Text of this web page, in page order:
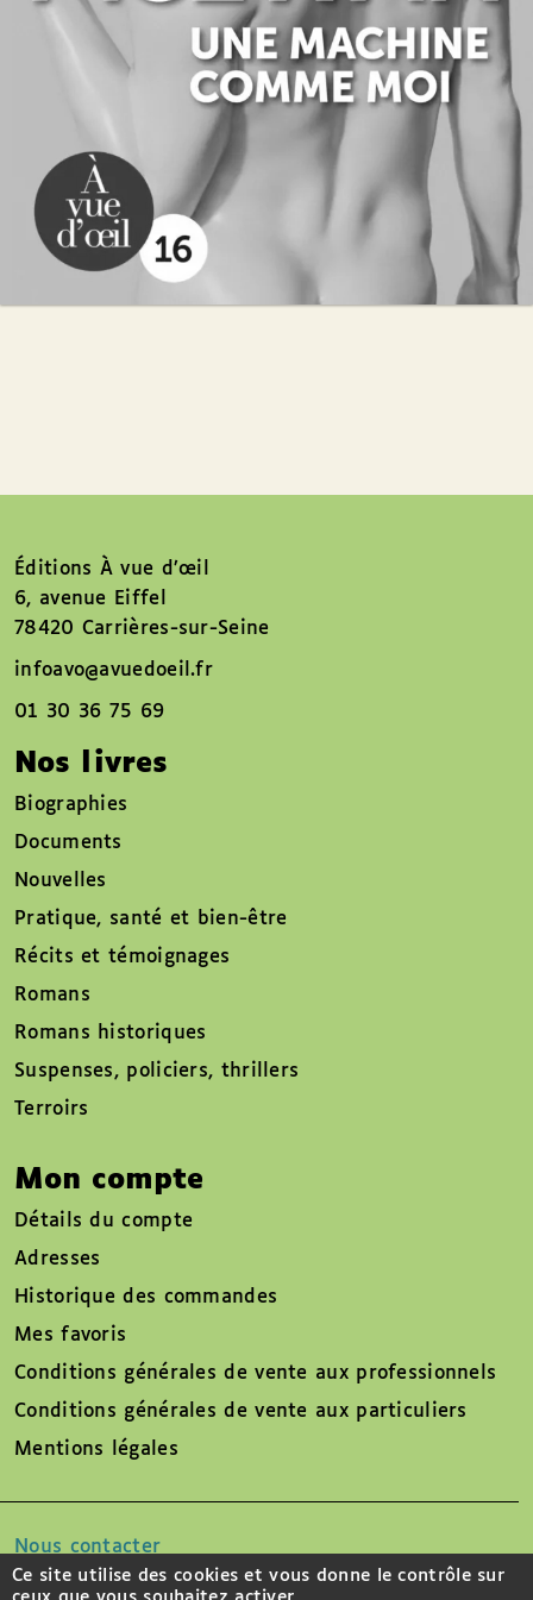
Éditions À vue d’œil
6, avenue Eiffel
78420 Carrières-sur-Seine
infoavo@avuedoeil.fr
01 30 36 75 69
Nos livres
Biographies
Documents
Nouvelles
Pratique, santé et bien-être
Récits et témoignages
Romans
Romans historiques
Suspenses, policiers, thrillers
Terroirs
Mon compte
Détails du compte
Adresses
Historique des commandes
Mes favoris
Conditions générales de vente aux professionnels
Conditions générales de vente aux particuliers
Mentions légales
Nous contacter
Ce site utilise des cookies et vous donne le contrôle sur